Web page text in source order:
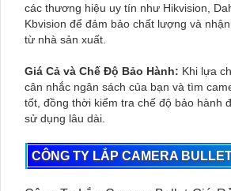
các thương hiệu uy tín như Hikvision,
Kbvision để đảm bảo chất lượng và
từ nhà sản xuất.
Giá Cả và Chế Độ Bảo Hành: Khi lựa
cân nhắc ngân sách của bạn và tìm
tốt, đồng thời kiểm tra chế độ bảo hành
sử dụng lâu dài.
CÔNG TY LẮP CAMERA